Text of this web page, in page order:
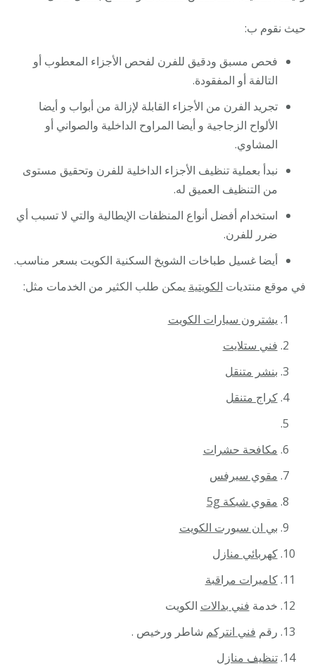
حيث نقوم ب:
فحص مسبق ودقيق للفرن لفحص الأجزاء المعطوب أو
التالفة أو المفقودة.
تجريد الفرن من الأجزاء القابلة لإزالة من أبواب و أيضا
الألواح الزجاجية و أيضا المراوح الداخلية والصواني أو
المشاوي.
نبدأ بعملية تنظيف الأجزاء الداخلية للفرن وتحقيق مستوى
من التنظيف العميق له.
استخدام أفضل أنواع المنظفات الإيطالية والتي لا تسبب أي
ضرر للفرن.
أيضا غسيل طباخات الشويخ السكنية الكويت بسعر مناسب.
في موقع منتديات الكويتية يمكن طلب الكثير من الخدمات مثل:
يشترون سيارات الكويت
فني ستلايت
بنشر متنقل
كراج متنقل
مكافحة حشرات
مقوي سيرفس
مقوي شبكة 5g
بي ان سبورت الكويت
كهربائي منازل
كاميرات مراقبة
خدمة فني بدالات الكويت
رقم فني انتركم شاطر ورخيص .
تنظيف منازل